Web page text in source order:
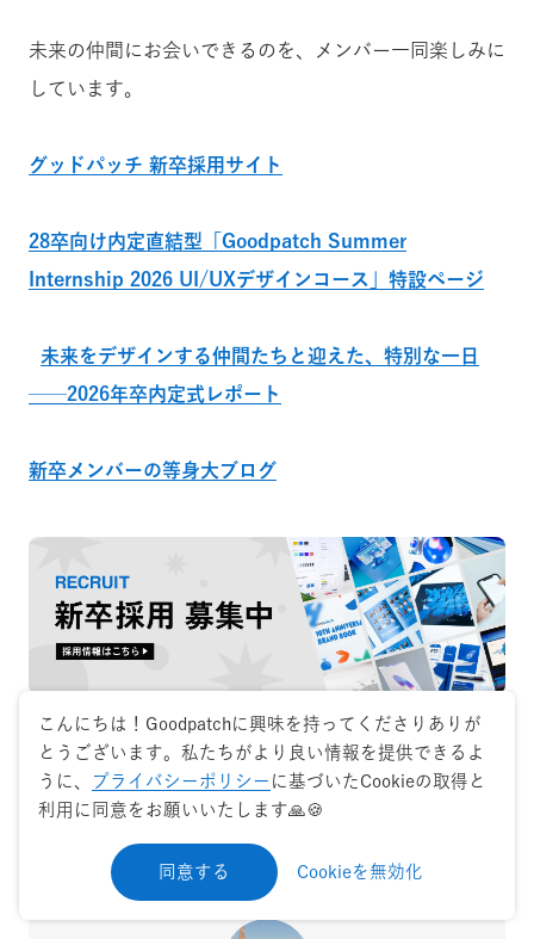
未来の仲間にお会いできるのを、メンバー一同楽しみに
しています。
グッドパッチ 新卒採用サイト
28卒向け内定直結型「Goodpatch Summer
Internship 2026 UI/UXデザインコース」特設ページ
未来をデザインする仲間たちと迎えた、特別な一日
──2026年卒内定式レポート
新卒メンバーの等身大ブログ
Share on
こんにちは！Goodpatchに興味を持ってくださりありが
とうございます。私たちがより良い情報を提供できるよ
うに、
プライバシーポリシー に基づいたCookieの取得と
利用に同意をお願いいたします🙏🍪
同意する Cookieを無効化